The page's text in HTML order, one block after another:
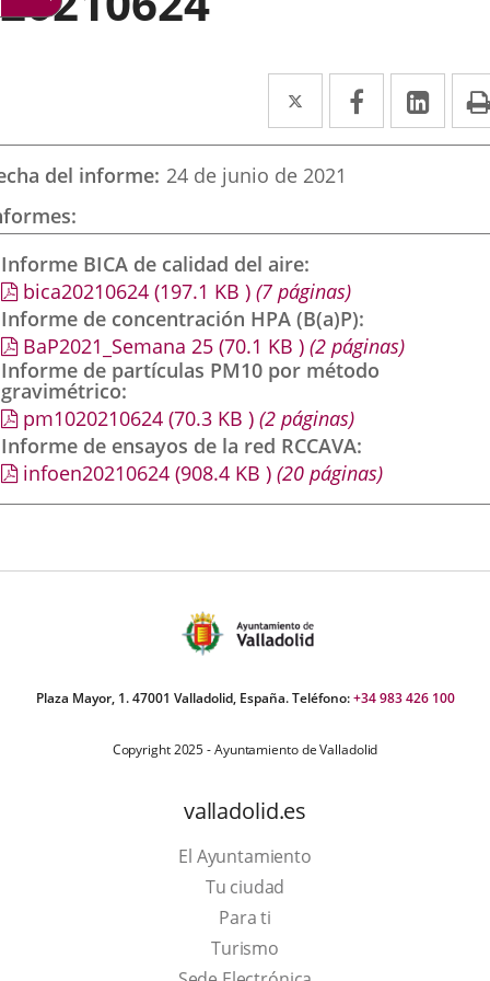
Twitter
Enlace
a
una
externa.
Facebook
Enlace
a
externa.
a
del informe 24 de junio de 2021
Informe BICA de calidad del aire
bica20210624 (197.1 KB ) (7 páginas)
Informe de concentración HPA (B(a)P)
BaP2021_Semana 25 (70.1 KB ) (2 páginas)
Informe de partículas PM10 por método
gravimétrico
pm1020210624 (70.3 KB ) (2 páginas)
Informe de ensayos de la red RCCAVA
infoen20210624 (908.4 KB ) (20 páginas)
Plaza Mayor, 1. 47001 Valladolid, España. Teléfono:+34 983 426 100
Copyright 2025 - Ayuntamiento de Valladolid
valladolid.es
El Ayuntamiento
Tu ciudad
Para ti
TurismoThis